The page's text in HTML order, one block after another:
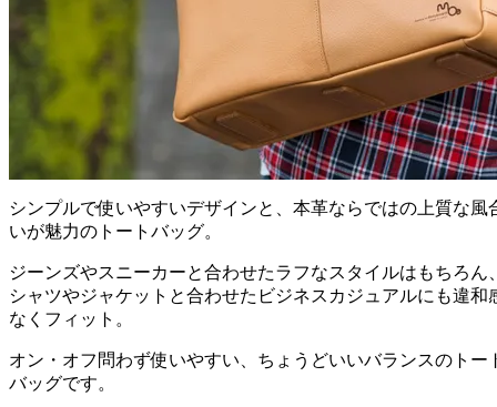
シンプルで使いやすいデザインと、本革ならではの上質な風
いが魅力のトートバッグ。
ジーンズやスニーカーと合わせたラフなスタイルはもちろん
シャツやジャケットと合わせたビジネスカジュアルにも違和
なくフィット。
オン・オフ問わず使いやすい、ちょうどいいバランスのトー
バッグです。